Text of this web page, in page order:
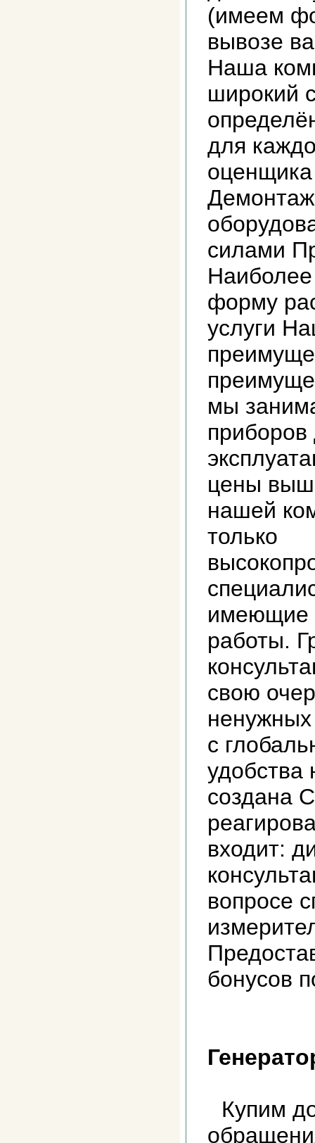
(имеем
вывозе
Наша
широкий
для
Демонтаж
силами
форму
услуги
мы
цены
нашей
только
имеющие
работы.
свою
с
удобства
создана
входит:
вопросе
бонусов
Купим